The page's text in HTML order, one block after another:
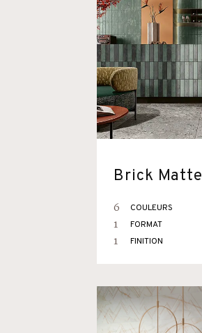
Brick Matte
6 COULEURS
1 FORMAT
1 FINITION